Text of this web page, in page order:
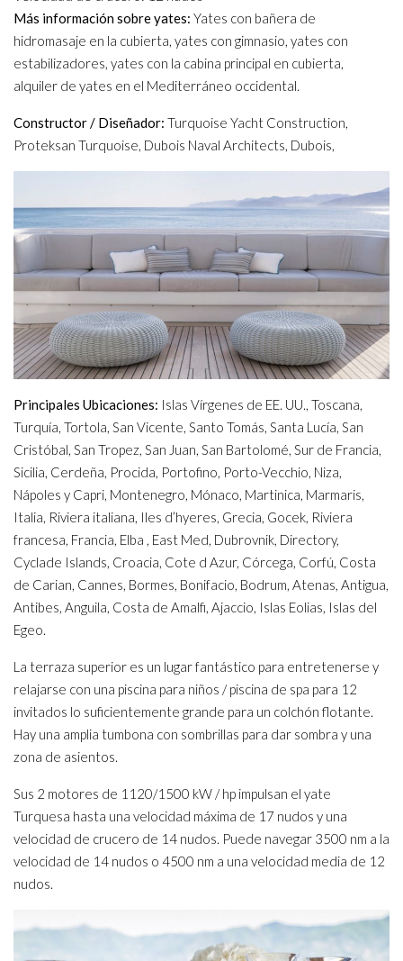
Más información sobre yates: Yates con bañera de
hidromasaje en la cubierta, yates con gimnasio, yates con
estabilizadores, yates con la cabina principal en cubierta,
alquiler de yates en el Mediterráneo occidental.
Constructor / Diseñador: Turquoise Yacht Construction,
Proteksan Turquoise, Dubois Naval Architects, Dubois,
Principales Ubicaciones: Islas Vírgenes de EE. UU., Toscana,
Turquía, Tortola, San Vicente, Santo Tomás, Santa Lucía, San
Cristóbal, San Tropez, San Juan, San Bartolomé, Sur de Francia,
Sicilia, Cerdeña, Procida, Portofino, Porto-Vecchio, Niza,
Nápoles y Capri, Montenegro, Mónaco, Martinica, Marmaris,
Italia, Riviera italiana, Iles d’hyeres, Grecia, Gocek, Riviera
francesa, Francia, Elba , East Med, Dubrovnik, Directory,
Cyclade Islands, Croacia, Cote d Azur, Córcega, Corfú, Costa
de Carian, Cannes, Bormes, Bonifacio, Bodrum, Atenas, Antigua,
Antibes, Anguila, Costa de Amalfi, Ajaccio, Islas Eolias, Islas del
Egeo.
La terraza superior es un lugar fantástico para entretenerse y
relajarse con una piscina para niños / piscina de spa para 12
invitados lo suficientemente grande para un colchón flotante.
Hay una amplia tumbona con sombrillas para dar sombra y una
zona de asientos.
Sus 2 motores de 1120/1500 kW / hp impulsan el yate
Turquesa hasta una velocidad máxima de 17 nudos y una
velocidad de crucero de 14 nudos. Puede navegar 3500 nm a la
velocidad de 14 nudos o 4500 nm a una velocidad media de 12
nudos.